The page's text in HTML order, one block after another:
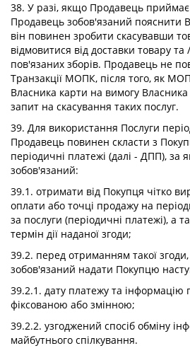
38. У разі, якщо Продавець приймає
Продавець зобов'язаний пояснити
він повинен зробити скасувавши
відмовитися від доставки товару та
пов'язаних зборів. Продавець не
Транзакції МОПК, після того, як
Власника карти на вимогу
запит на скасування таких послуг.
39. Для використання Послуги
Продавець повинен скласти з
періодичні платежі (далі - ДПП), за
зобов'язаний:
39.1. отримати від Покупця чітко
оплати або точці продажу на
за послуги (періодичні платежі), а
термін дії наданої згоди;
39.2. перед отриманням такої
зобов'язаний надати Покупцю
39.2.1. дату платежу та інформацію
фіксованою або змінною;
39.2.2. узгоджений спосіб обміну
майбутнього спілкування.